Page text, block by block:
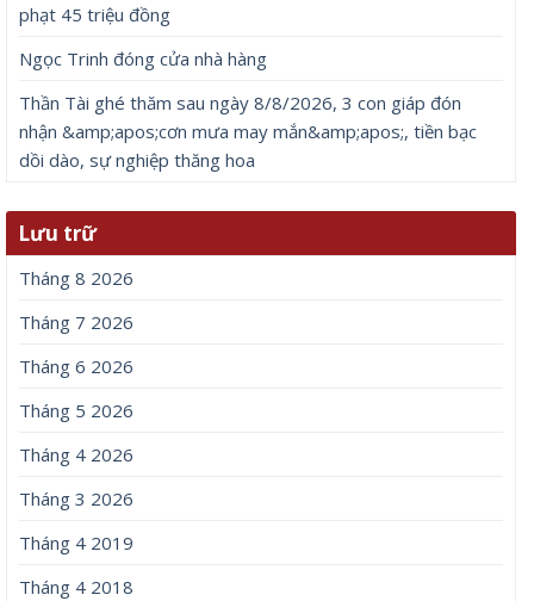
phạt 45 triệu đồng
Ngọc Trinh đóng cửa nhà hàng
Thần Tài ghé thăm sau ngày 8/8/2026, 3 con giáp đón
nhận &amp;apos;cơn mưa may mắn&amp;apos;, tiền bạc
dồi dào, sự nghiệp thăng hoa
Lưu trữ
Tháng 8 2026
Tháng 7 2026
Tháng 6 2026
Tháng 5 2026
Tháng 4 2026
Tháng 3 2026
Tháng 4 2019
Tháng 4 2018